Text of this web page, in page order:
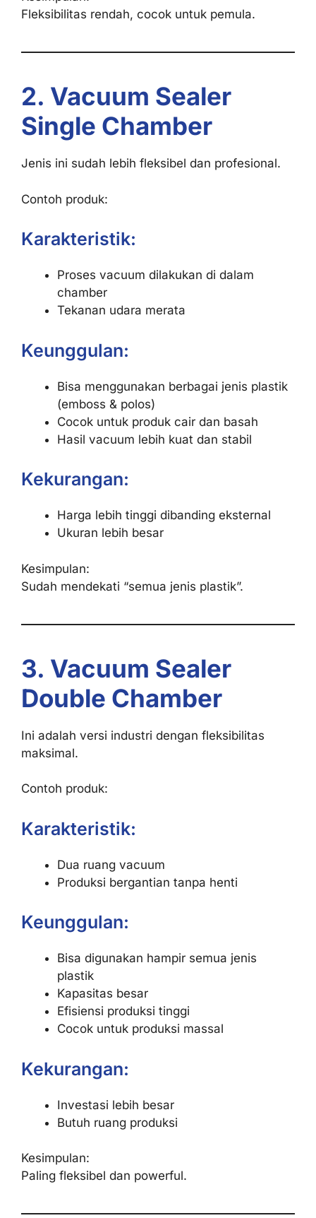
Fleksibilitas rendah, cocok untuk pemula.
2. Vacuum Sealer
Single Chamber
Jenis ini sudah lebih fleksibel dan profesional.
Contoh produk:
Karakteristik:
Proses vacuum dilakukan di dalam
chamber
Tekanan udara merata
Keunggulan:
Bisa menggunakan berbagai jenis plastik
(emboss & polos)
Cocok untuk produk cair dan basah
Hasil vacuum lebih kuat dan stabil
Kekurangan:
Harga lebih tinggi dibanding eksternal
Ukuran lebih besar
Kesimpulan:
Sudah mendekati “semua jenis plastik”.
3. Vacuum Sealer
Double Chamber
Ini adalah versi industri dengan fleksibilitas
maksimal.
Contoh produk:
Karakteristik:
Dua ruang vacuum
Produksi bergantian tanpa henti
Keunggulan:
Bisa digunakan hampir semua jenis
plastik
Kapasitas besar
Efisiensi produksi tinggi
Cocok untuk produksi massal
Kekurangan:
Investasi lebih besar
Butuh ruang produksi
Kesimpulan:
Paling fleksibel dan powerful.